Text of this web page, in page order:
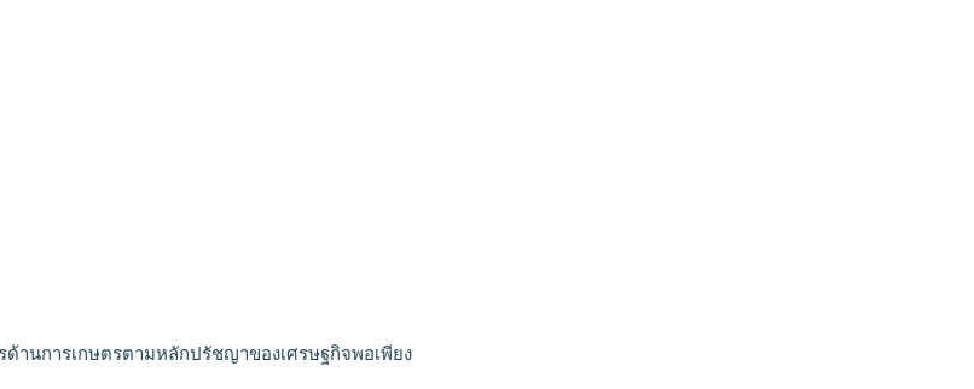
านการเกษตรตามหลักปรัชญาของเศรษฐกิจพอเพียง